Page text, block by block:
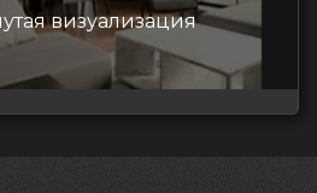
визуализация